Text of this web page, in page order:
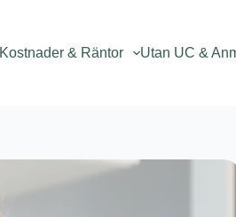
Kostnader & Räntor Utan UC &